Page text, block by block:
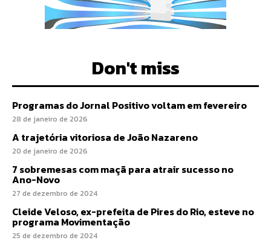
Don't miss
Programas do Jornal Positivo voltam em fevereiro
28 de janeiro de 2026
A trajetória vitoriosa de João Nazareno
20 de janeiro de 2026
7 sobremesas com maçã para atrair sucesso no
Ano-Novo
27 de dezembro de 2024
Cleide Veloso, ex-prefeita de Pires do Rio, esteve no
programa Movimentação
25 de dezembro de 2024